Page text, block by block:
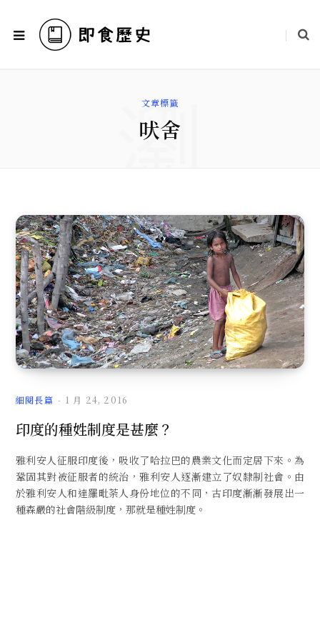
文章標籤
吠舍
瀏
覽
文
章
細閱長篇 1 月 24, 2016
印度的種姓制度是甚麼？
雅利安人征服印度後，吸收了哈拉巴的農業文化而定居下來。為
鞏固其對被征服者的統治，雅利安人逐漸建立了奴隸制社會。由
於雅利安人和達羅毗荼人身份地位的不同，古印度漸漸發展出一
種森嚴的社會階級制度，那就是種姓制度。